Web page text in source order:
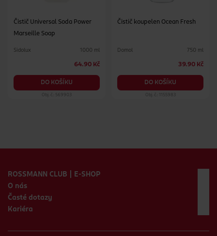
Čistič Universal Soda Power
Marseille Soap
Sidolux 1000 ml
64.90 Kč
DO KOŠÍKU
Obj. č.: 569903
Čistič koupelen Ocean Fresh
Domol 750 ml
39.90 Kč
DO KOŠÍKU
Obj. č.: 1155983
ROSSMANN CLUB | E-SHOP
O nás
Časté dotazy
Kariéra